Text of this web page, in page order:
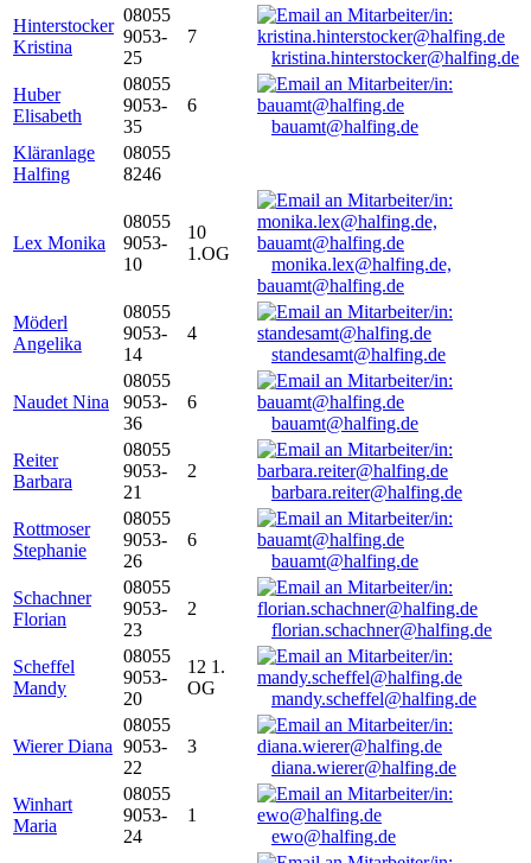
Hinterstocker
Kristina
08055
9053-
25
7
kristina.hinterstocker@halfing.de
Huber
Elisabeth
08055
9053-
35
6
bauamt@halfing.de
Kläranlage
Halfing
08055
8246
Lex Monika
08055
9053-
10
10
1.OG
monika.lex@halfing.de,
bauamt@halfing.de
Möderl
Angelika
08055
9053-
14
4
standesamt@halfing.de
Naudet Nina
08055
9053-
36
6
bauamt@halfing.de
Reiter
Barbara
08055
9053-
21
2
barbara.reiter@halfing.de
Rottmoser
Stephanie
08055
9053-
26
6
bauamt@halfing.de
Schachner
Florian
08055
9053-
23
2
florian.schachner@halfing.de
Scheffel
Mandy
08055
9053-
20
12 1.
OG
mandy.scheffel@halfing.de
Wierer Diana
08055
9053-
22
3
diana.wierer@halfing.de
Winhart
Maria
08055
9053-
24
1
ewo@halfing.de